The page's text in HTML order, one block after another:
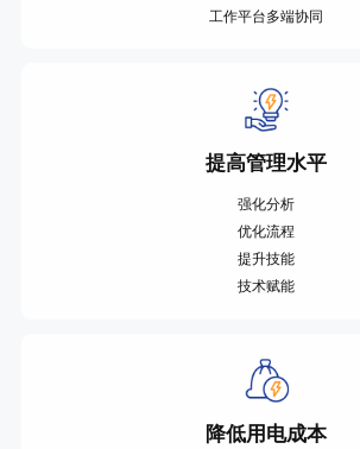
工作平台多端协同
提高管理水平
强化分析
优化流程
提升技能
技术赋能
降低用电成本